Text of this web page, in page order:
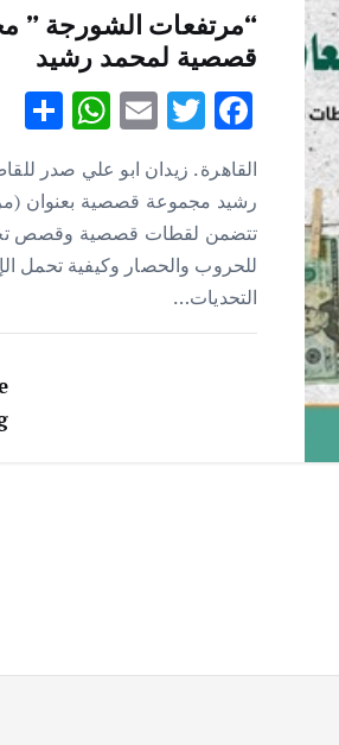
“مرتفعات الشورجة ”
قصصية لمحمد رشيد
F
e
b
o
o
k
T
w
it
te
r
E
m
ai
l
W
at
s
A
p
S
h
e
القاهرة . زيدان ابو علي صدر
رشيد مجموعة قصصية بعنوان
تتضمن لقطات قصصية وقصص
للحروب والحصار وكيفية تحمل
التحديات…